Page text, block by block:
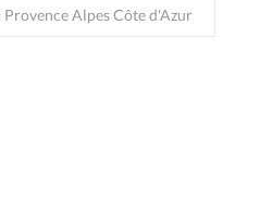
Provence Alpes Côte d'Azur